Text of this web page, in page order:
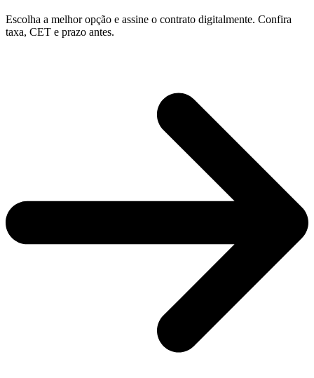
Escolha a melhor opção e assine o contrato digitalmente. Confira
taxa, CET e prazo antes.